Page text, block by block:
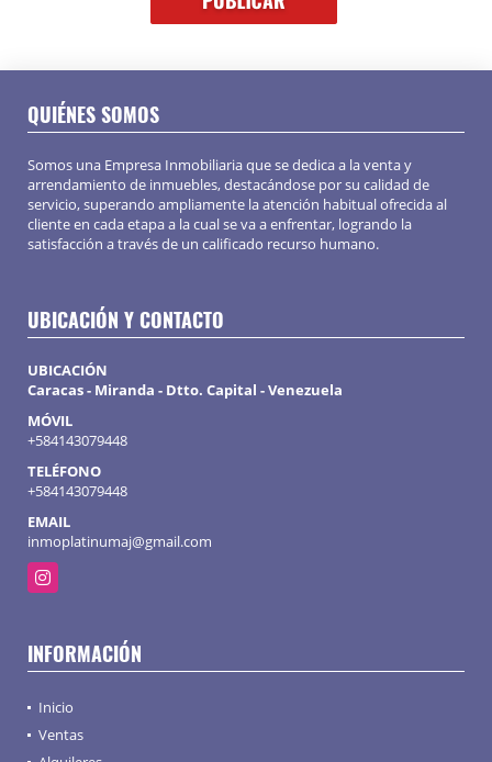
QUIÉNES SOMOS
Somos una Empresa Inmobiliaria que se dedica a la venta y
arrendamiento de inmuebles, destacándose por su calidad de
servicio, superando ampliamente la atención habitual ofrecida al
cliente en cada etapa a la cual se va a enfrentar, logrando la
satisfacción a través de un calificado recurso humano.
UBICACIÓN Y CONTACTO
UBICACIÓN
Caracas - Miranda - Dtto. Capital - Venezuela
MÓVIL
+584143079448
TELÉFONO
+584143079448
EMAIL
inmoplatinumaj@gmail.com
Instagram
INFORMACIÓN
Inicio
Ventas